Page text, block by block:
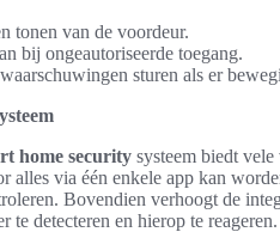
tonen van de voordeur.
bij ongeautoriseerde toegang.
sturen als er
home security systeem biedt
alles via één enkele app kan
Bovendien verhoogt de
te detecteren en hierop te reageren.